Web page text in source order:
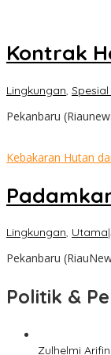
Kontrak
Lingkungan, Spesial
Pekanbaru
Kebakaran Hutan
Lingkungan, Utama|
Pekanbaru
Politik &
Zulhelmi